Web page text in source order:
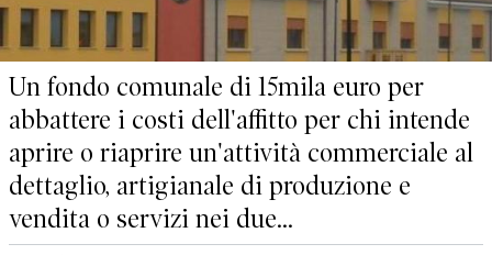
Un fondo comunale di 15mila euro per
abbattere i costi dell'affitto per chi intende
aprire o riaprire un'attività commerciale al
dettaglio, artigianale di produzione e
vendita o servizi nei due...